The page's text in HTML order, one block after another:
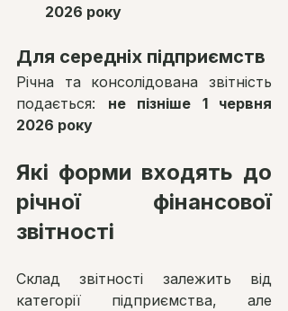
2026 року
Для середніх підприємств
Річна та консолідована звітність
подається: не пізніше 1 червня
2026 року
Які форми входять до
річної фінансової
звітності
Склад звітності залежить від
категорії підприємства, але